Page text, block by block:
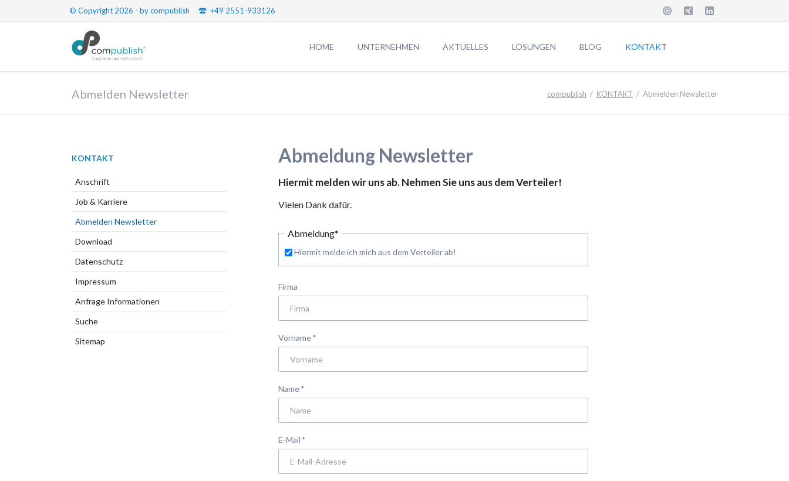
© Copyright 2026 - by compublish +49 2551-933126
HOME UNTERNEHMEN
Führungspersonal digital erfassen
Fördergeld-Beratung
Neues Förderprogramm für KI-Projekte
AKTUELLES LÖSUNGEN
AGENTUR
DUSTi
BLOG KONTAKT
Job & Karriere
Sitemap
Abmelden Newsletter compublish KONTAKT Abmelden Newsletter
Abmeldung Newsletter
Hiermit melden wir uns ab. Nehmen Sie uns aus dem Verteiler!
Vielen Dank dafür.
Pflichtfeld
Abmeldung*
Hiermit melde ich mich aus dem Verteiler ab!
Firma
Pflichtfeld
Vorname*
Pflichtfeld
Name*
Pflichtfeld
E-Mail *
Navigation
KONTAKT
Anschrift
Job & Karriere
Abmelden Newsletter
Download
Datenschutz
Impressum
Anfrage Informationen
Suche
Sitemap